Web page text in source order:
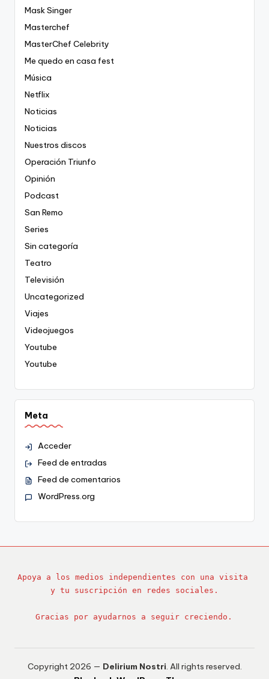
Mask Singer
Masterchef
MasterChef Celebrity
Me quedo en casa fest
Música
Netflix
Noticias
Noticias
Nuestros discos
Operación Triunfo
Opinión
Podcast
San Remo
Series
Sin categoría
Teatro
Televisión
Uncategorized
Viajes
Videojuegos
Youtube
Youtube
Meta
Acceder
Feed de entradas
Feed de comentarios
WordPress.org
Apoya a los medios independientes con una visita
y tu suscripción en redes sociales.
Gracias por ayudarnos a seguir creciendo.
Copyright 2026 — Delirium Nostri. All rights reserved.